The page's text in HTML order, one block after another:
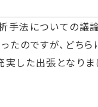
手法についての議
たのですが、どち
した出張となりま